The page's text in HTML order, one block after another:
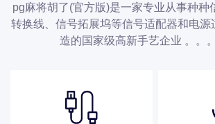
pg麻将胡了(官方版)是一家专业从事种种
转换线、信号拓展坞等信号适配器和电源
造的国家级高新手艺企业 。。。